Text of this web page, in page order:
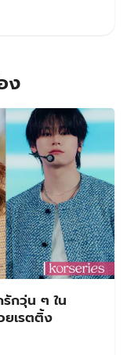
ง
กวุ่น ๆ ใน
เรตติ้ง